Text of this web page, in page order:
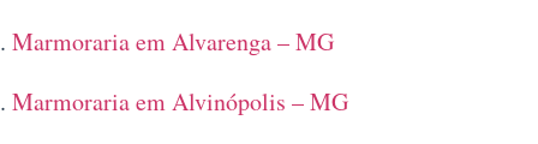
Marmoraria em Alvarenga – MG
Marmoraria em Alvinópolis – MG